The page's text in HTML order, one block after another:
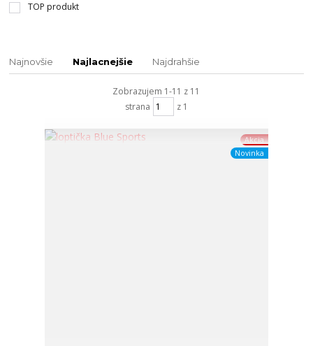
TOP produkt
Najnovšie Najlacnejšie Najdrahšie
Zobrazujem 1-11 z 11
strana
z 1
Akcia
Novinka